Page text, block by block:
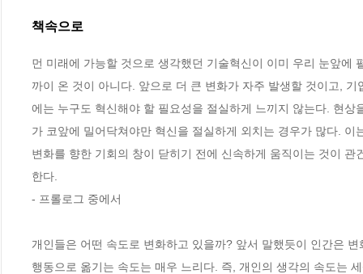
책속으로
먼 미래에 가능할 것으로 생각했던 기술혁신이 이미 우리 눈앞에
까이 온 것이 아니다. 앞으로 더 큰 변화가 자주 발생할 것이고,
에는 누구도 혁신해야 할 필요성을 절실하게 느끼지 않는다. 현
가 코앞에 밀어닥쳐야만 혁신을 절실하게 외치는 경우가 많다.
변화를 향한 기회의 창이 닫히기 전에 신속하게 움직이는 것이
한다.
- 프롤로그 중에서
개인들은 어떤 속도로 변화하고 있을까? 앞서 말했듯이 인간은
행동으로 옮기는 속도는 매우 느리다. 즉, 개인의 생각의 속도는